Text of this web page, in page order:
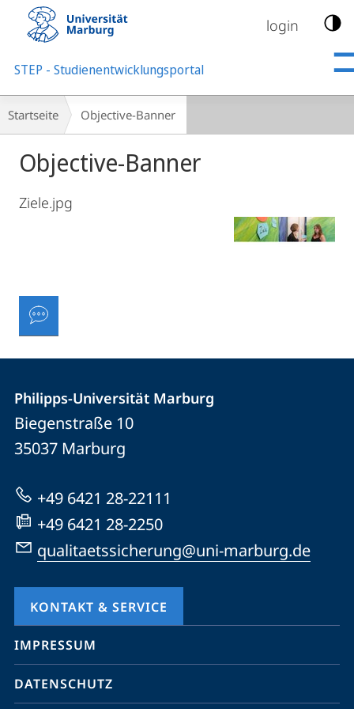
Mobile-
Navigation
login
STEP - Studienentwicklungsportal
Breadcrumb-
Navigation
Startseite Objective-Banner
Objective-Banner
Ziele.jpg
und
Informationen
Website
der
Universität
Marburg
Philipps-Universität Marburg
Biegenstraße 10
35037 Marburg
+49 6421 28-22111
+49 6421 28-2250
qualitaetssicherung@uni-marburg.de
KONTAKT & SERVICE
Mobile-
Service-
Navigation
IMPRESSUM
DATENSCHUTZ